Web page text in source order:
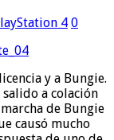
4 0
y a Bungie.
salido a colación
de Bungie
causó mucho